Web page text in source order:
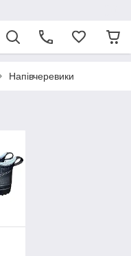
Напівчеревики